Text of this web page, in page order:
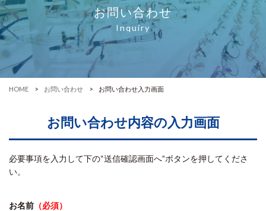
お問い合わせ
Inquiry
HOME お問い合わせ お問い合わせ入力画面
お問い合わせ内容の入力画面
必要事項を入力して下の“送信確認画面へ”ボタンを押してくださ
い。
お名前 （必須）